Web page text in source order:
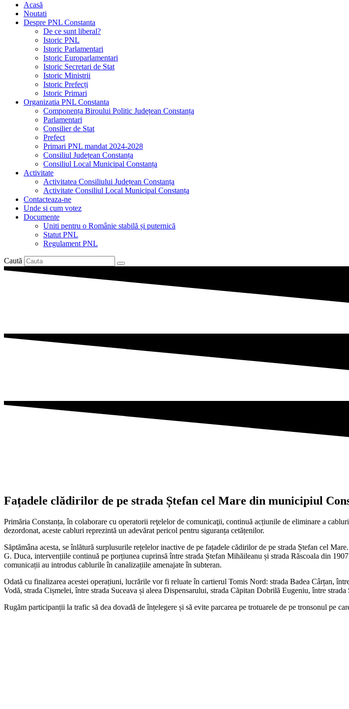
Acasă
Noutati
Despre PNL Constanta
De ce sunt liberal?
Istoric PNL
Istoric Parlamentari
Istoric Europarlamentari
Istoric Secretari de Stat
Istoric Ministrii
Istoric Prefecți
Istoric Primari
Organizatia PNL Constanta
Componența Biroului Politic Județean Constanța
Parlamentari
Consilier de Stat
Prefect
Primari PNL mandat 2024-2028
Consiliul Județean Constanța
Consiliul Local Municipal Constanța
Activitate
Activitatea Consiliului Județean Constanța
Activitate Consiliul Local Municipal Constanța
Contacteaza-ne
Unde si cum votez
Documente
Uniti pentru o Românie stabilă și puternică
Statut PNL
Regulament PNL
Caută
Fațadele clădirilor de pe strada Ștefan cel Mare din municipiul
Primăria Constanța, în colaborare cu operatorii reţelelor de comunicaţii, continuă acțiunile de eliminare a
dezordonat, aceste cabluri reprezintă un adevărat pericol pentru siguranța cetățenilor.
Săptămâna acesta, se înlătură surplusurile rețelelor inactive de pe fațadele cădirilor de pe strada Ștefan cel
G. Duca, intervențiile continuă pe porțiunea cuprinsă între strada Ștefan Mihăileanu și strada Răscoala din
comunicații au introdus cablurile în canalizațiile amenajate în subteran.
Odată cu finalizarea acestei operațiuni, lucrările vor fi reluate în cartierul Tomis Nord: strada Badea Cârțan,
Vodă, strada Cișmelei, între strada Suceava și aleea Dispensarului, strada Căpitan Dobrilă Eugeniu, între strada
Rugăm participanții la trafic să dea dovadă de înțelegere și să evite parcarea pe trotuarele de pe tronsonul pe